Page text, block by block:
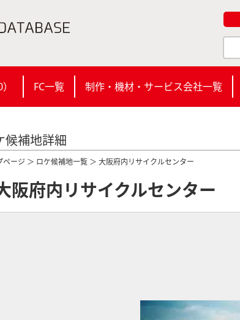
） FC一覧 制作・機材・サービス会社一覧
候補地詳細
ページ ＞ ロケ候補地一覧 ＞ 大阪府内リサイクルセンター
阪府内リサイクルセンター